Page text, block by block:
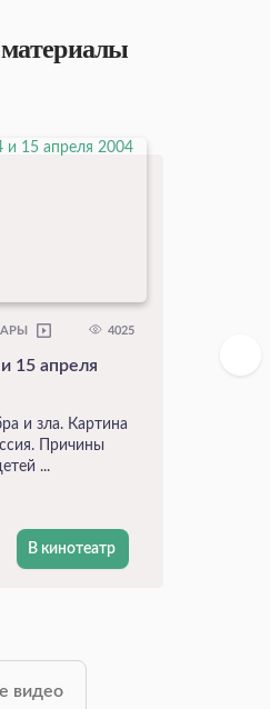
4025
15 апреля
и зла. Картина
Причины
...
В кинотеатр
видео